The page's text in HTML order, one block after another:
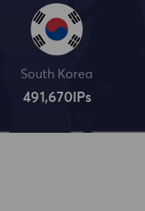
South Korea
491,672IPs